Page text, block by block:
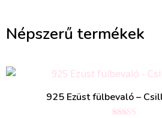
Népszerű termékek
925 Ezüst fülbevaló –